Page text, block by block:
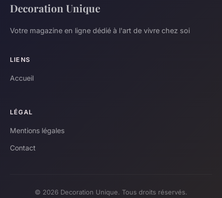
Decoration Unique
Votre magazine en ligne dédié à l'art de vivre chez soi
LIENS
Accueil
LÉGAL
Mentions légales
Contact
© 2026 Decoration Unique. Tous droits réservés.